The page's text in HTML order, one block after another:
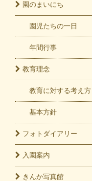
園のまいにち
園児たちの一日
年間行事
教育理念
教育に対する考え方
基本方針
フォト ダイアリー
入園案内
きんか写真館